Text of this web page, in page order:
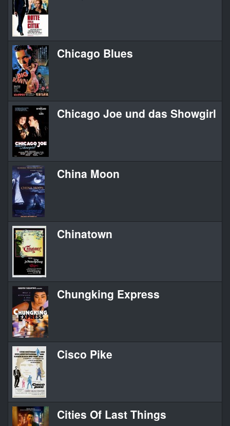
Chicago Blues
Chicago Joe und das Showgirl
China Moon
Chinatown
Chungking Express
Cisco Pike
Cities Of Last Things